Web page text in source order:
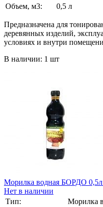
Объем, м3:
0,5 л
Предназначена для
деревянных изделий,
условиях и внутри
В наличии: 1 шт
Морилка водная БОРДО
Нет в наличии
Тип:
Морилка